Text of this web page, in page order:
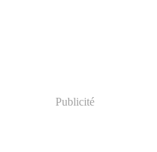
Publicité